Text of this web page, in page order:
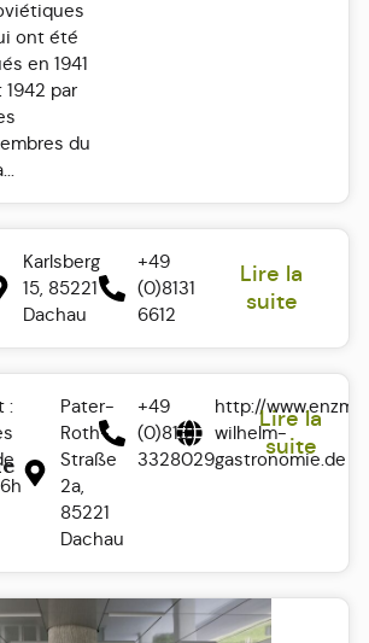
ont été
en 1941
1942 par
du
Karlsberg
15, 85221
Dachau
+49
(0)8131
6612
Lire la
suite
:
Pater-
Roth-
Straße
2a,
85221
Dachau
+49
(0)8131
3328029
http://
wilhelm-
gastronomie.de
Lire la
suite